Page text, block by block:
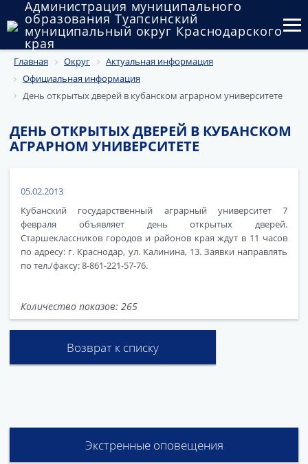
Администрация муниципального
образования Туапсинский
муниципальный округ Краснодарского
края
Округ
Администрация
Муниципальные закупки
Государственный и муниципальный контроль
Муниципальное имущество
Публичные слушания и общественные обсуждения
Документы
Главная Округ
Актуальная информация
Официальная информация
День открытых дверей в кубанском аграрном университете
ДЕНЬ ОТКРЫТЫХ ДВЕРЕЙ В КУБАНСКОМ
АГРАРНОМ УНИВЕРСИТЕТЕ
05.02.2013
Кубанский государственный аграрный университет 7
февраля объявляет день открытых дверей.
Старшеклассников городов и районов края ждут в 11 часов
по адресу: г. Краснодар, ул. Калинина, 13. Заявки направлять
по тел./факсу: 8-861-221-57-76.
Количество показов: 265
Возврат к списку
Экстренные оповещения